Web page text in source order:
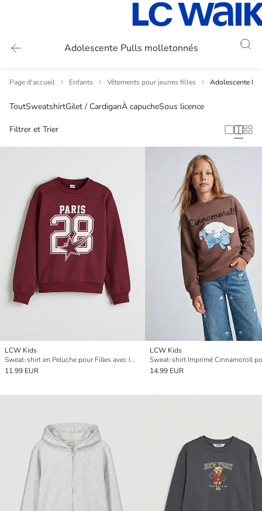
Adolescente Pulls molletonnés
Page d'accueil Enfants Vêtements pour jeunes filles Adolescente
ToutSweatshirtGilet / CardiganÀ capucheSous licence
Filtrer et Trier
LCW Kids
Sweat-shirt en Peluche pour Filles avec Imprimé Paris
11.99 EUR
LCW Kids
Sweat-shirt Imprimé Cinnamoroll
14.99 EUR